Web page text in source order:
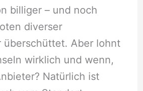
billiger – und noch
diverser
überschüttet. Aber lohnt
wirklich und wenn,
Natürlich ist